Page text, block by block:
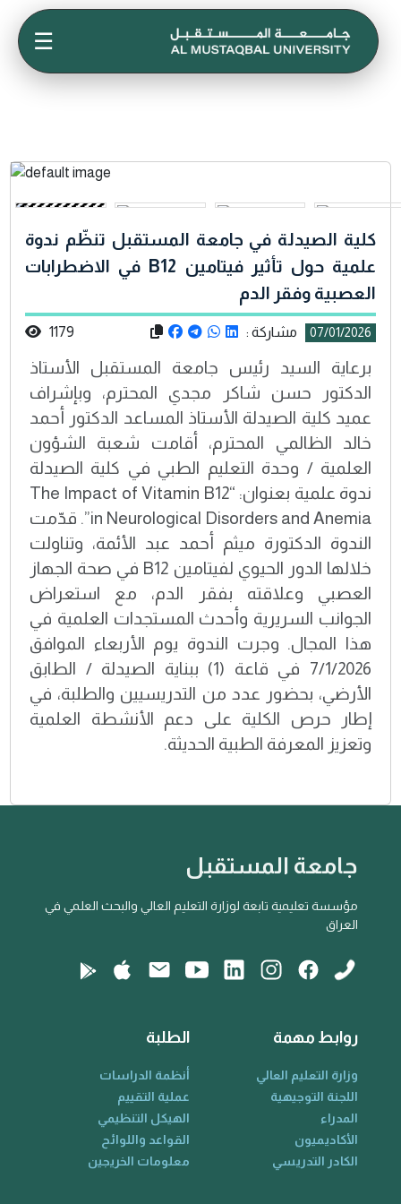
☰
كلية الصيدلة في جامعة المستقبل تنظّم ندوة
علمية حول تأثير فيتامين B12 في الاضطرابات
العصبية وفقر الدم
07/01/2026 مشاركة : 1179
برعاية السيد رئيس جامعة المستقبل الأستاذ
الدكتور حسن شاكر مجدي المحترم، وبإشراف
عميد كلية الصيدلة الأستاذ المساعد الدكتور أحمد
خالد الظالمي المحترم، أقامت شعبة الشؤون
العلمية / وحدة التعليم الطبي في كلية الصيدلة
ندوة علمية بعنوان: “The Impact of Vitamin B12
in Neurological Disorders and Anemia”. قدّمت
الندوة الدكتورة ميثم أحمد عبد الأئمة، وتناولت
خلالها الدور الحيوي لفيتامين B12 في صحة الجهاز
العصبي وعلاقته بفقر الدم، مع استعراض
الجوانب السريرية وأحدث المستجدات العلمية في
هذا المجال. وجرت الندوة يوم الأربعاء الموافق
7/1/2026 في قاعة (1) ببناية الصيدلة / الطابق
الأرضي، بحضور عدد من التدريسيين والطلبة، في
إطار حرص الكلية على دعم الأنشطة العلمية
وتعزيز المعرفة الطبية الحديثة.
جامعة المستقبل
مؤسسة تعليمية تابعة لوزارة التعليم العالي والبحث العلمي في
العراق
روابط مهمة
وزارة التعليم العالي
اللجنة التوجيهية
المدراء
الأكاديميون
الكادر التدريسي
الطلبة
أنظمة الدراسات
عملية التقييم
الهيكل التنظيمي
القواعد واللوائح
معلومات الخريجين